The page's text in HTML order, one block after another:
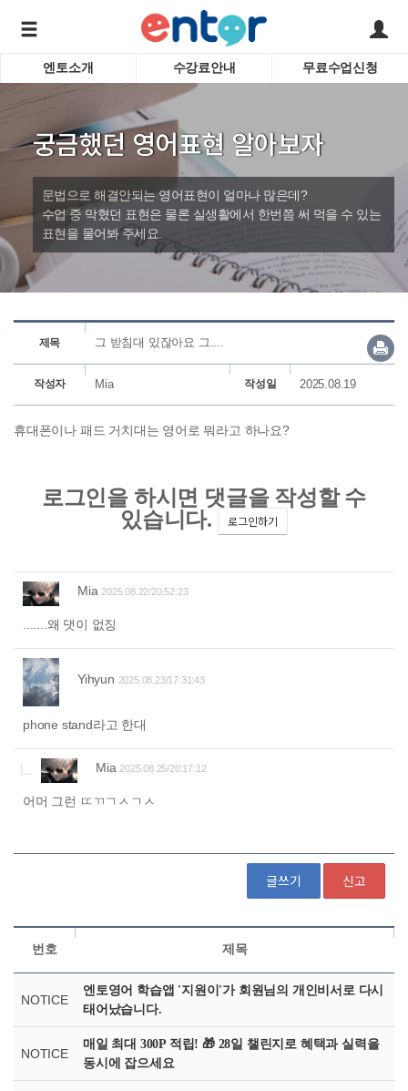
학습도우미 G1
바로가기
서비스안내
강사소개
회사소개
어린이
영자신
수업
엔토소개 수강료안내 무료수업신청
궁금했던 영어표현 알아보자
문법으로 해결안되는 영어표현이 얼마나 많은데?
수업 중 막혔던 표현은 물론 실생활에서 한번쯤 써 먹을 수 있는
표현을 물어봐 주세요.
제목 그 받침대 있잖아요 그....
작성자 Mia 작성일 2025.08.19
휴대폰이나 패드 거치대는 영어로 뭐라고 하나요?
글쓰기 신고